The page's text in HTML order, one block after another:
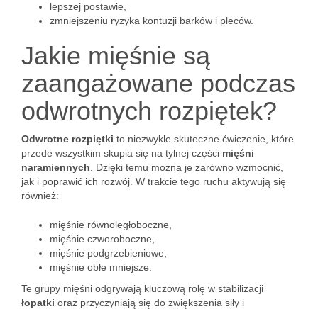
lepszej postawie,
zmniejszeniu ryzyka kontuzji barków i pleców.
Jakie mięśnie są
zaangażowane podczas
odwrotnych rozpiętek?
Odwrotne rozpiętki to niezwykle skuteczne ćwiczenie, które
przede wszystkim skupia się na tylnej części mięśni
naramiennych . Dzięki temu można je zarówno wzmocnić,
jak i poprawić ich rozwój. W trakcie tego ruchu aktywują się
również:
mięśnie równoległoboczne,
mięśnie czworoboczne,
mięśnie podgrzebieniowe,
mięśnie obłe mniejsze.
Te grupy mięśni odgrywają kluczową rolę w stabilizacji
łopatki oraz przyczyniają się do zwiększenia siły i